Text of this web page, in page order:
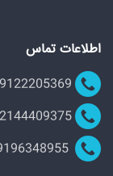
اطلاعات تماس